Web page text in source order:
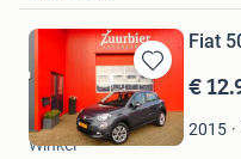
Bewaren
in
Mijn
Favorieten
Fiat
€
2015
Autobedrijf Zuurbier
Winkel